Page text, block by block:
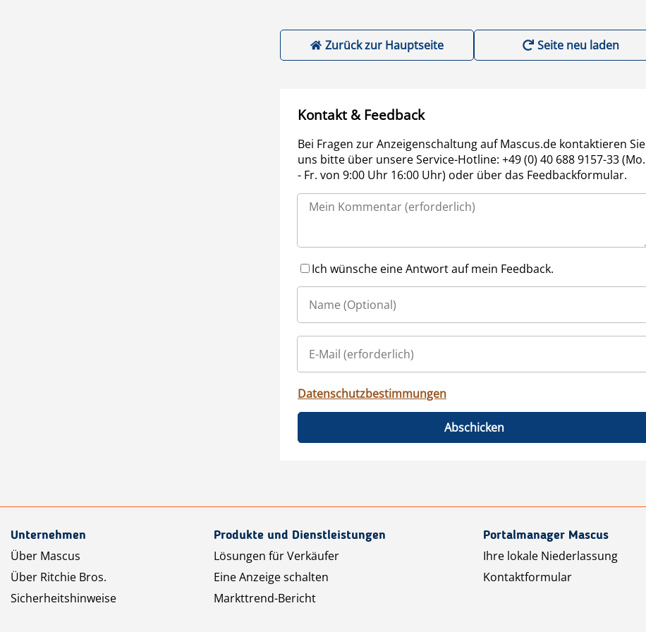
Zurück zur Hauptseite Seite neu laden
Kontakt & Feedback
Bei Fragen zur Anzeigenschaltung auf Mascus.de kontaktieren Sie
uns bitte über unsere Service-Hotline: +49 (0) 40 688 9157-33 (Mo.
- Fr. von 9:00 Uhr 16:00 Uhr) oder über das Feedbackformular.
Ich wünsche eine Antwort auf mein Feedback.
Datenschutzbestimmungen
Abschicken
Unternehmen
Über Mascus
Über Ritchie Bros.
Sicherheitshinweise
Produkte und Dienstleistungen
Lösungen für Verkäufer
Eine Anzeige schalten
Markttrend-Bericht
Portalmanager Mascus
Ihre lokale Niederlassung
Kontaktformular